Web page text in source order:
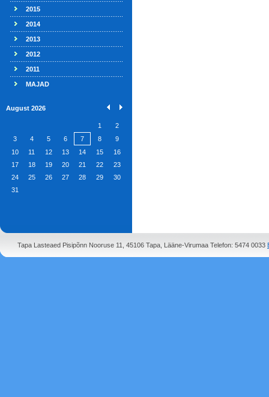
2015
2014
2013
2012
2011
MAJAD
August 2026
1
2
3
4 5 6 7 8
9
10
11 12 13 14 15
16
17
18 19 20 21 22
23
24
25 26 27 28 29
30
31
Tapa Lasteaed Pisipõnn Nooruse 11, 45106 Tapa, Lääne-Virumaa Telefon: 5474 0033